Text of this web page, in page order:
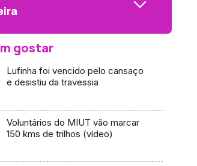
gostar
Lufinha foi vencido pelo cansaço
e desistiu da travessia
Voluntários do MIUT vão marcar
150 kms de trilhos (vídeo)